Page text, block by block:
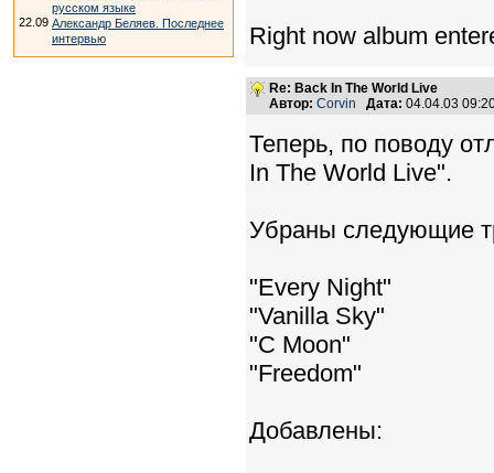
русском языке
22.09 Александр Беляев. Последнее
интервью
Right now album
Re: Back In The World Live
Автор: Corvin Дата: 04.04.03
Теперь, по поводу
In The World Live".
Убраны следующие
"Every Night"
"Vanilla Sky"
"C Moon"
"Freedom"
Добавлены: